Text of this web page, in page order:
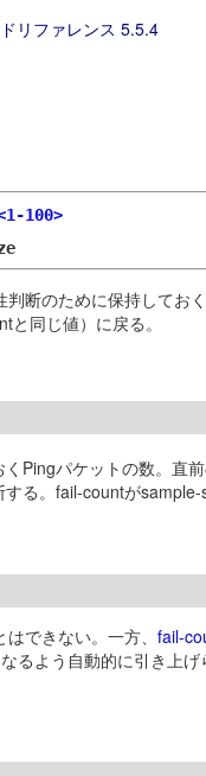
リファレンス 5.5.4
100>
断のために保持してお
同じ値）に戻る。
Pingパケットの数。直
る。fail-countが
できない。一方、 fail-
るよう自動的に引き上げ